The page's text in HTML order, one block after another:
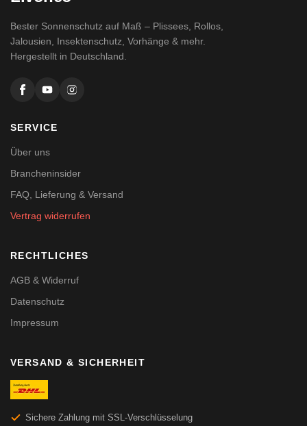
Bester Sonnenschutz auf Maß – Plissees, Rollos,
Jalousien, Insektenschutz, Vorhänge & mehr.
Hergestellt in Deutschland.
SERVICE
Über uns
Brancheninsider
FAQ, Lieferung & Versand
Vertrag widerrufen
RECHTLICHES
AGB & Widerruf
Datenschutz
Impressum
VERSAND & SICHERHEIT
Sichere Zahlung mit SSL-Verschlüsselung